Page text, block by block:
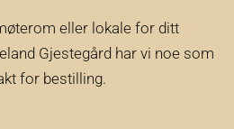
eller lokale for ditt
Gjestegård har vi noe som
for bestilling.